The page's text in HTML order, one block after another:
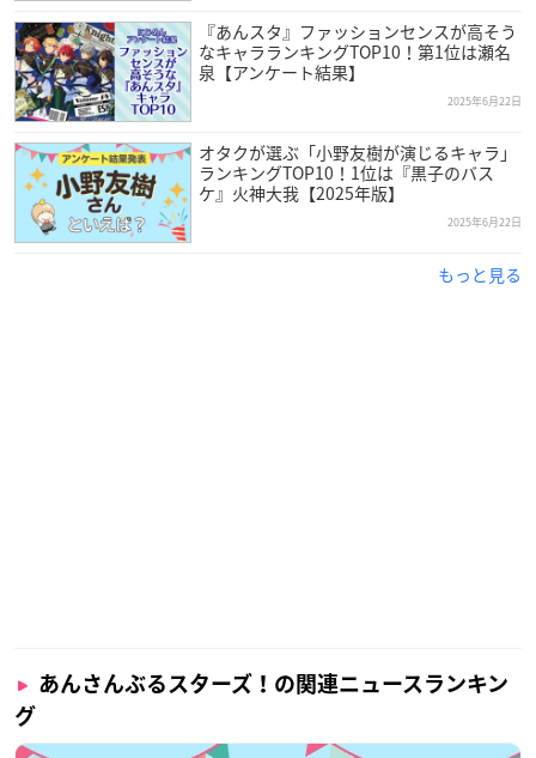
『あんスタ』ファッションセンスが高そう
なキャラランキングTOP10！第1位は瀬名
泉【アンケート結果】
2025年6月22日
オタクが選ぶ「小野友樹が演じるキャラ」
ランキングTOP10！1位は『黒子のバス
ケ』火神大我【2025年版】
2025年6月22日
もっと見る
あんさんぶるスターズ！の関連ニュースランキン
グ